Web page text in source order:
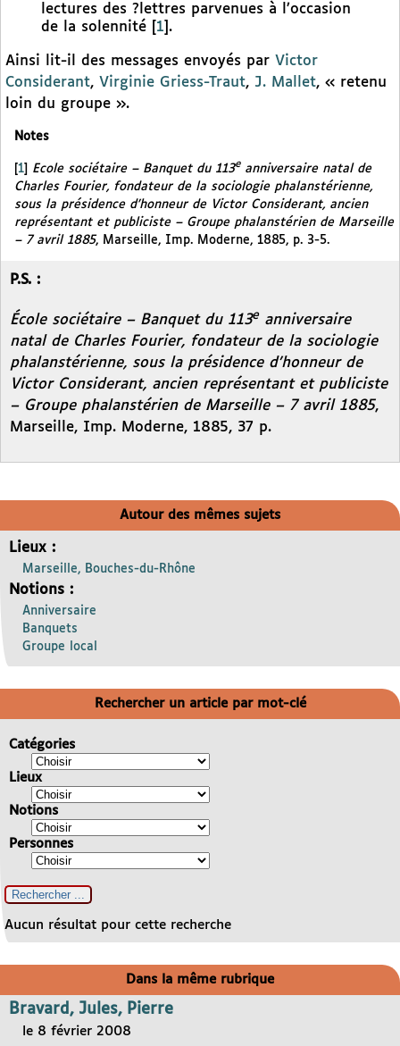
lectures des ?lettres parvenues à l’occasion
de la solennité
1 .
Ainsi lit-il des messages envoyés par Victor
Considerant, Virginie Griess-Traut, J. Mallet, « retenu
loin du groupe ».
Notes
[1] Ecole sociétaire – Banquet du 113eanniversaire natal de
Charles Fourier, fondateur de la sociologie phalanstérienne,
sous la présidence d’honneur de Victor Considerant, ancien
représentant et publiciste – Groupe phalanstérien de Marseille
– 7 avril 1885, Marseille, Imp. Moderne, 1885, p. 3-5.
P.S. :
École sociétaire – Banquet du 113e anniversaire
natal de Charles Fourier, fondateur de la sociologie
phalanstérienne, sous la présidence d’honneur de
Victor Considerant, ancien représentant et publiciste
– Groupe phalanstérien de Marseille – 7 avril 1885,
Marseille, Imp. Moderne, 1885, 37 p.
Autour des mêmes sujets
Lieux :
Marseille, Bouches-du-Rhône
Notions :
Anniversaire
Banquets
Groupe local
Rechercher un article par mot-clé
Catégories
Lieux
Notions
Personnes
Aucun résultat pour cette recherche
Dans la même rubrique
Bravard, Jules, Pierre
le 8 février 2008